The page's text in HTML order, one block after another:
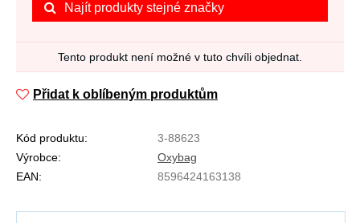
Najít produkty stejné značky
Tento produkt není možné v tuto chvíli objednat.
Přidat k oblíbeným produktům
Kód produktu:
3-88623
Výrobce:
Oxybag
EAN:
8596424163138